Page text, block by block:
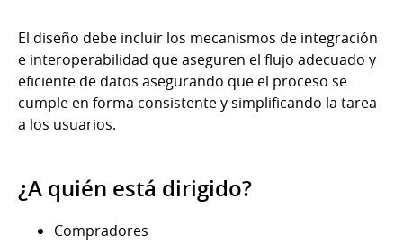
El diseño debe incluir los mecanismos de integración
e interoperabilidad que aseguren el flujo adecuado y
eficiente de datos asegurando que el proceso se
cumple en forma consistente y simplificando la tarea
a los usuarios.
¿A quién está dirigido?
Compradores